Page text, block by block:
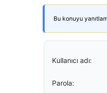
Bu konuyu
Kullanıcı adı:
Parola: